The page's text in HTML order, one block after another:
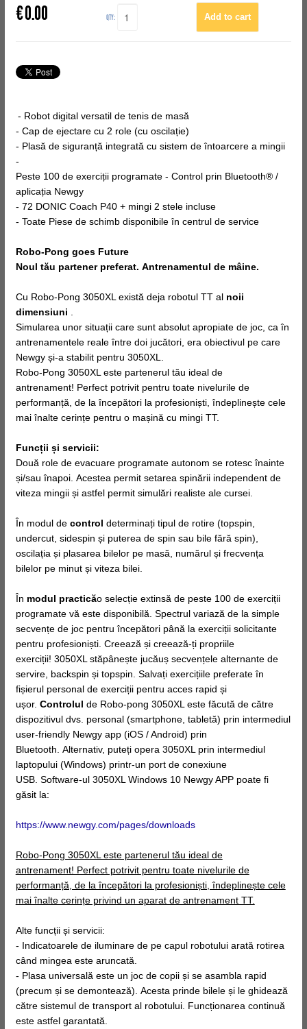
€0.00 QTY:
- Robot digital versatil de tenis de masă
- Cap de ejectare cu 2 role (cu oscilație)
- Plasă de siguranță integrată cu sistem de întoarcere a mingii
-
Peste 100 de exerciții programate - Control prin Bluetooth® /
aplicația Newgy
- 72 DONIC Coach P40 + mingi 2 stele incluse
- Toate Piese de schimb disponibile în centrul de service
Robo-Pong goes Future
Noul tău partener preferat. Antrenamentul de mâine.
Cu Robo-Pong 3050XL există deja robotul TT al noii
dimensiuni
Simularea unor situații care sunt absolut apropiate de joc, ca în
antrenamentele reale între doi jucători, era obiectivul pe care
Newgy și-a stabilit pentru 3050XL.
Robo-Pong 3050XL este partenerul tău ideal de
antrenament! Perfect potrivit pentru toate nivelurile de
performanță, de la începători la profesioniști, îndeplinește cele
mai înalte cerințe pentru o mașină cu mingi TT.
Funcții și servicii:
Două role de evacuare programate autonom se rotesc înainte
și/sau înapoi. Acestea permit setarea spinării independent de
viteza mingii și astfel permit simulări realiste ale cursei.
În modul de control determinați tipul de rotire (topspin,
undercut, sidespin și puterea de spin sau bile fără spin),
oscilația și plasarea bilelor pe masă, numărul și frecvența
bilelor pe minut și viteza bilei.
În modul practicăo selecție extinsă de peste 100 de exerciții
programate vă este disponibilă. Spectrul variază de la simple
secvențe de joc pentru începători până la exerciții solicitante
pentru profesioniști. Creează și creează-ți propriile
exerciții! 3050XL stăpânește jucăuș secvențele alternante de
servire, backspin și topspin. Salvați exercițiile preferate în
fișierul personal de exerciții pentru acces rapid și
ușor. Controlul de Robo-pong 3050XL este făcută de către
dispozitivul dvs. personal (smartphone, tabletă) prin intermediul
user-friendly Newgy app (iOS / Android) prin
Bluetooth. Alternativ, puteți opera 3050XL prin intermediul
laptopului (Windows) printr-un port de conexiune
USB. Software-ul 3050XL Windows 10 Newgy APP poate fi
găsit la:
https://www.newgy.com/pages/downloads
Robo-Pong 3050XL este partenerul tău ideal de
antrenament! Perfect potrivit pentru toate nivelurile de
performanță, de la începători la profesioniști, îndeplinește cele
mai înalte cerințe privind un aparat de antrenament TT.
Alte funcții și servicii:
- Indicatoarele de iluminare de pe capul robotului arată rotirea
când mingea este aruncată.
- Plasa universală este un joc de copii și se asambla rapid
(precum și se demontează). Acesta prinde bilele și le ghidează
către sistemul de transport al robotului. Funcționarea continuă
este astfel garantată.